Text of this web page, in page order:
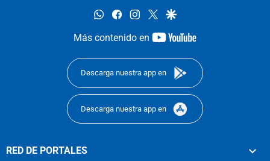
whatsappfacebookinstagram
twittergoogle
Más contenido en
youtube-
Descarga nuestra app en
Descarga nuestra app en
RED DE PORTALES